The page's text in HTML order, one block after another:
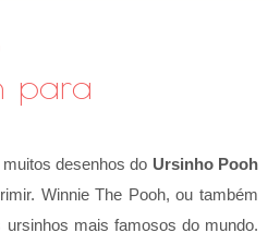
para
desenhos do Ursinho Pooh
Winnie The Pooh, ou também
mais famosos do mundo.